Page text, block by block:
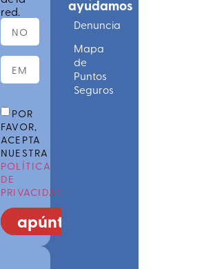
red.
POR
FAVOR,
ACEPTA
NUESTRA
POLÍTICA
DE
PRIVACIDAD
apúntate
ayudamos
Denuncia
Mapa
de
Puntos
Seguros